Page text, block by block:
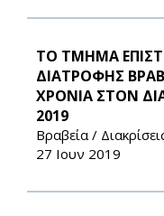
ΤΟ ΤΜΗΜΑ
ΔΙΑΤΡΟΦΗΣ
ΧΡΟΝΙΑ ΣΤΟΝ
2019
Βραβεία /
27 Ιουν 2019